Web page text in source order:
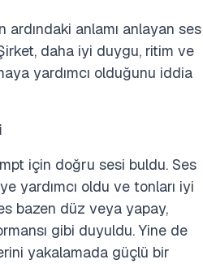
ardındaki anlamı anlayan ses
daha iyi duygu, ritim ve
yardımcı olduğunu iddia
için doğru sesi buldu. Ses
yardımcı oldu ve tonları iyi
bazen düz veya yapay,
gibi duyuldu. Yine de
yakalamada güçlü bir